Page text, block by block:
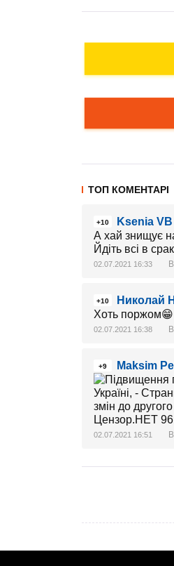
ТОП КОМЕНТАРІ
+10
Ksenia VB
А хай знищує
Йдіть всі в
02.07.2021 16:33
+10
Николай
Хоть поржом😁
02.07.2021 16:38
+9
Maksim
02.07.2021 16:51